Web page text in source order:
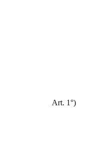
Art. 1°)